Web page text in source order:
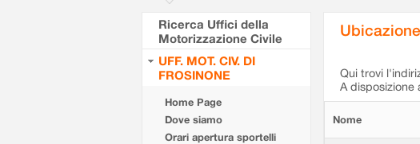
Ricerca Uffici della
Motorizzazione Civile
UFF. MOT. CIV. DI
FROSINONE
Home Page
Dove siamo
Orari apertura sportelli
Ubicazione
Qui trovi
A disposizione
Nome